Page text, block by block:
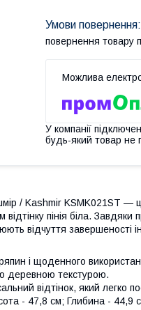
повернення товару
У компанії
будь-який товар не
/ Kashmir KSMK021ST —
пінія біла.
відчуття завершеності
і щоденного
деревною текстурою.
відтінок, який легко
- 47,8 см; Глибина - 44,9